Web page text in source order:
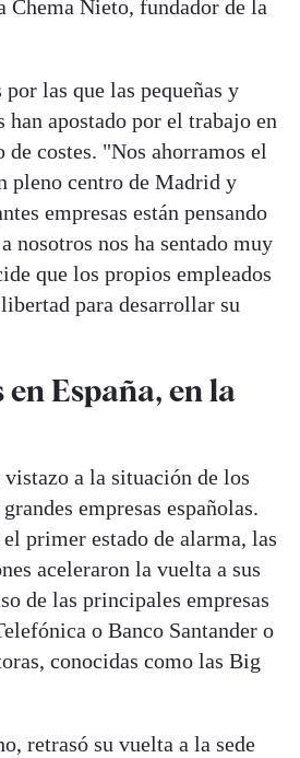
Nieto, fundador de la
las que las pequeñas y
han apostado por el trabajo en
de costes. "Nos ahorramos el
pleno centro de Madrid y
empresas están pensando
nosotros nos ha sentado muy
que los propios empleados
para desarrollar su
en España, en la
vistazo a la situación de los
empresas españolas.
primer estado de alarma, las
aceleraron la vuelta a sus
de las principales empresas
o Banco Santander o
conocidas como las Big
retrasó su vuelta a la sede